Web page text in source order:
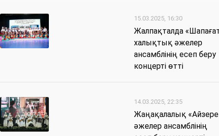
15.03.2025, 16:30
Жалпақталда
халықтық әжелер
ансамблінің есеп беру
концерті өтті
14.03.2025, 22:35
Жаңақалалық
әжелер ансамблінің